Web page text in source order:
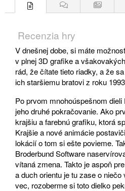
Recenzia hry
V dnešnej dobe, si máte
v plnej 3D grafike a
rád, že čítate tieto riadky, a že
ich staršiemu bratovi z roku
Po prvom mnohoúspešnom
jeho druhé pokračovanie. Ako
krajšiu a farebnú grafiku, ktorá
Krajšie a nové animácie
lokácií o tom si ešte povieme.
Broderbund Software
vítaná zmena. Takto je aspoň
a duch orientu je tu zase o
vec, rozoberme si toto dielko